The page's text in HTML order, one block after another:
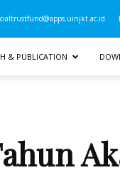
& PUBLICATION